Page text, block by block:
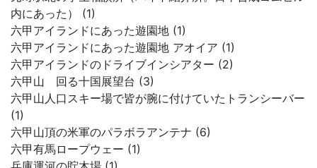
内にあった） (1)
六甲アイランドにあった遊園地 (1)
六甲アイランドにあった遊園地 アオイア (1)
六甲アイランドのドライブインシアター (2)
六甲山 回る十国展望台 (3)
六甲山人口スキー場で皆が腕に付けていたトランシーバー
(1)
六甲山頂の米軍のパラボラアンテナ (6)
六甲有馬ロープウェー (1)